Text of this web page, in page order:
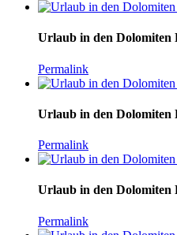
Urlaub in den Dolomiten
Permalink
Urlaub in den Dolomiten
Permalink
Urlaub in den Dolomiten
Permalink